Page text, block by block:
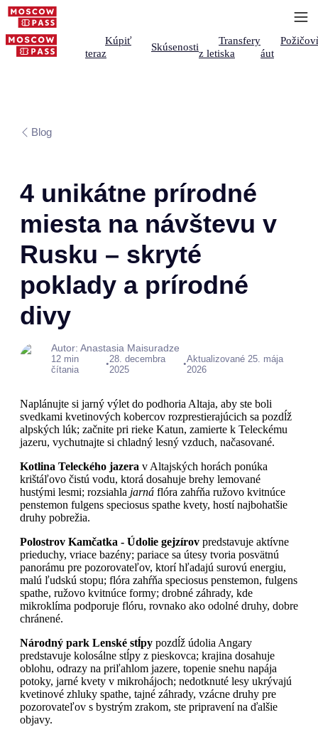
Kúpiť
teraz
Skúsenosti
Transfery
z letiska
áut
Blog
4 unikátne prírodné
miesta na návštevu v
Rusku – skryté
poklady a prírodné
divy
Autor: Anastasia Maisuradze
12 min
čítania
•28. decembra
2025
•Aktualizované 25. mája
2026
Naplánujte si jarný výlet do podhoria Altaja, aby ste boli
svedkami kvetinových kobercov rozprestierajúcich sa pozdĺž
alpských lúk; začnite pri rieke Katun, zamierte k Teleckému
jazeru, vychutnajte si chladný lesný vzduch, načasované.
Kotlina Teleckého jazera v Altajských horách ponúka
krištáľovo čistú vodu, ktorá dosahuje brehy lemované
hustými lesmi; rozsiahla jarná flóra zahŕňa ružovo kvitnúce
penstemon fulgens speciosus spathe kvety, hostí najbohatšie
druhy pobrežia.
Polostrov Kamčatka - Údolie gejzírov predstavuje aktívne
prieduchy, vriace bazény; pariace sa útesy tvoria posvätnú
panorámu pre pozorovateľov, ktorí hľadajú surovú energiu,
malú ľudskú stopu; flóra zahŕňa speciosus penstemon, fulgens
spathe, ružovo kvitnúce formy; drobné záhrady, kde
mikroklíma podporuje flóru, rovnako ako odolné druhy, dobre
chránené.
Národný park Lenské stĺpy pozdĺž údolia Angary
predstavuje kolosálne stĺpy z pieskovca; krajina dosahuje
oblohu, odrazy na priľahlom jazere, topenie snehu napája
potoky, jarné kvety v mikrohájoch; nedotknuté lesy ukrývajú
kvetinové zhluky spathe, tajné záhrady, vzácne druhy pre
pozorovateľov s bystrým zrakom, ste pripravení na ďalšie
objavy.